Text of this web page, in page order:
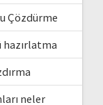
Çözdürme
hazırlatma
neler